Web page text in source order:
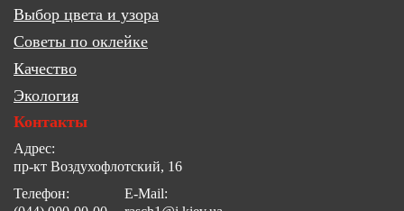
Выбор цвета и узора
Советы по оклейке
Качество
Экология
Контакты
Адрес:
пр-кт Воздухофлотский, 16
Телефон:
E-Mail: